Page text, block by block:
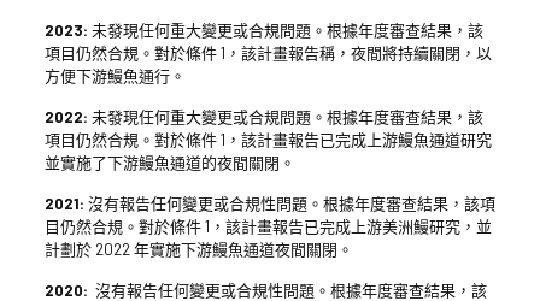
2023: 未發現任何重大變更或合規問題。根據年度審查結果，該
項目仍然合規。對於條件 1，該計畫報告稱，夜間將持續關閉，以
方便下游鰻魚通行。
2022: 未發現任何重大變更或合規問題。根據年度審查結果，該
項目仍然合規。對於條件 1，該計畫報告已完成上游鰻魚通道研究
並實施了下游鰻魚通道的夜間關閉。
2021: 沒有報告任何變更或合規性問題。根據年度審查結果，該項
目仍然合規。對於條件 1，該計畫報告已完成上游美洲鰻研究，並
計劃於 2022 年實施下游鰻魚通道夜間關閉。
2020: 沒有報告任何變更或合規性問題。根據年度審查結果，該